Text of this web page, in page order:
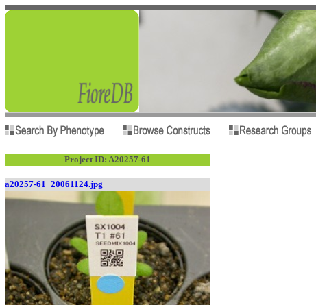
Project ID: A20257-61
a20257-61_20061124.jpg